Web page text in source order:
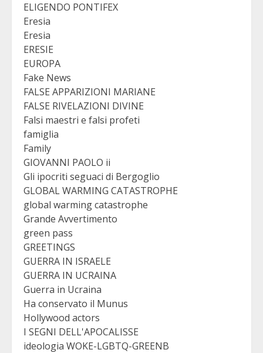
ELIGENDO PONTIFEX
Eresia
Eresia
ERESIE
EUROPA
Fake News
FALSE APPARIZIONI MARIANE
FALSE RIVELAZIONI DIVINE
Falsi maestri e falsi profeti
famiglia
Family
GIOVANNI PAOLO ii
Gli ipocriti seguaci di Bergoglio
GLOBAL WARMING CATASTROPHE
global warming catastrophe
Grande Avvertimento
green pass
GREETINGS
GUERRA IN ISRAELE
GUERRA IN UCRAINA
Guerra in Ucraina
Ha conservato il Munus
Hollywood actors
I SEGNI DELL'APOCALISSE
ideologia WOKE-LGBTQ-GREENB